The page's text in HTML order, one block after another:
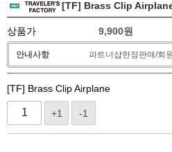
[TF] Brass Clip
상품가 9,900원
안내사항 파트너샵한정판매/회
[TF] Brass Clip Airplane
+1 -1